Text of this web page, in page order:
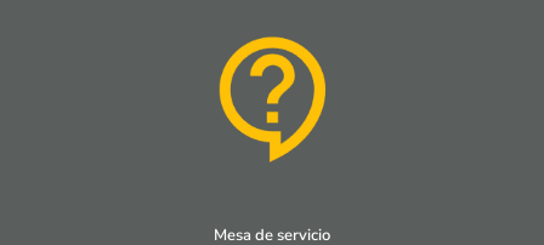
Mesa de servicio